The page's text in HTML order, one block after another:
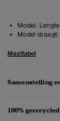
Model:
Model draagt:
Maattabel
Samenstelling
100%